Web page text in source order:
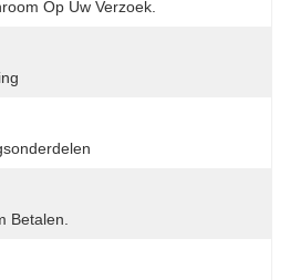
Op Uw Verzoek.
Betalen.